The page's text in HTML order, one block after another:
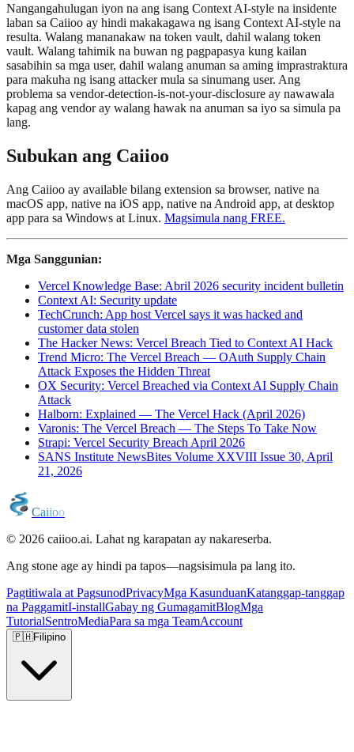
Nangangahulugan iyon na ang isang Context AI-style na insidente
laban sa Caiioo ay hindi makakagawa ng isang Context AI-style na
resulta. Walang mananakaw na token vault, dahil walang token
vault. Walang tahimik na buwan ng pagpapasya kung kailan
sasabihin sa mga user, dahil walang anuman sa aming imprastraktura
para makuha ng isang attacker mula sa sinumang user. Ang
problema sa vendor-detection-is-not-your-disclosure ay nawawala
kapag ang vendor ay walang hawak na anuman sa iyo sa simula pa
lang.
Subukan ang Caiioo
Ang Caiioo ay available bilang extension sa browser, native na
macOS app, native na iOS app, native na Android app, at desktop
app para sa Windows at Linux. Magsimula nang FREE.
Mga Sanggunian:
Vercel Knowledge Base: Abril 2026 security incident bulletin
Context AI: Security update
TechCrunch: App host Vercel says it was hacked and
customer data stolen
The Hacker News: Vercel Breach Tied to Context AI Hack
Trend Micro: The Vercel Breach — OAuth Supply Chain
Attack Exposes the Hidden Threat
OX Security: Vercel Breached via Context AI Supply Chain
Attack
Halborn: Explained — The Vercel Hack (April 2026)
Varonis: The Vercel Breach — The Steps To Take Now
Strapi: Vercel Security Breach April 2026
SANS Institute NewsBites Volume XXVIII Issue 30, April
21, 2026
Caiioo
© 2026 caiioo.ai. Lahat ng karapatan ay nakareserba.
Ang stone age ay hindi pa tapos—nagsisimula pa lang ito.
Pagtitiwala at PagsunodPrivacyMga KasunduanKatanggap-tanggap
na PaggamitI-installGabay ng GumagamitBlogMga
TutorialSentroMediaPara sa mga TeamAccount
🇵🇭Filipino